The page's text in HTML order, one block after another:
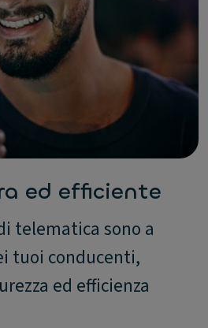
ed efficiente
telematica sono a
tuoi conducenti,
ed efficienza